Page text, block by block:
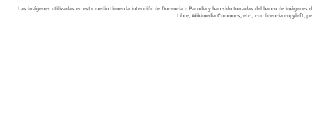
Las imágenes utilizadas en este medio tienen la intención de Docencia o Parodia y han sido tomadas del banco de imágenes
Libre, Wikimedia Commons, etc., con licencia copyleft,